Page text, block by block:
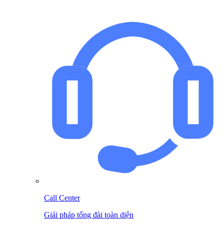
Call Center
Giải pháp tổng đài toàn diện